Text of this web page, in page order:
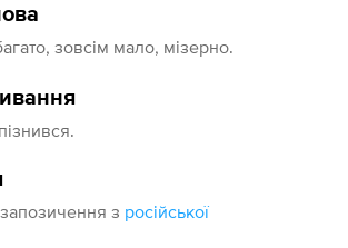
зовсім мало, мізерно.
з російської